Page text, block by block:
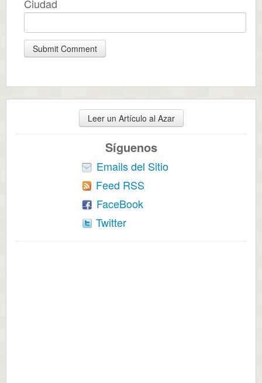
Ciudad
Leer un Artículo al Azar
Síguenos
Emails del Sitio
Feed RSS
FaceBook
Twitter